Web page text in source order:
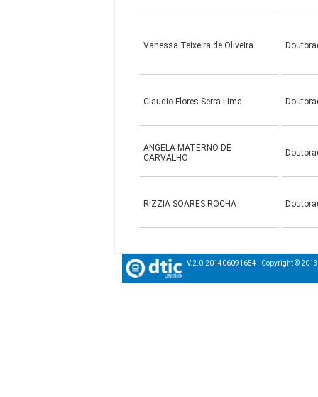
Vanessa Teixeira de Oliveira
Claudio Flores Serra Lima
ANGELA MATERNO DE
CARVALHO
RIZZIA SOARES ROCHA
V.2.0.201406091654 - Copyright ©